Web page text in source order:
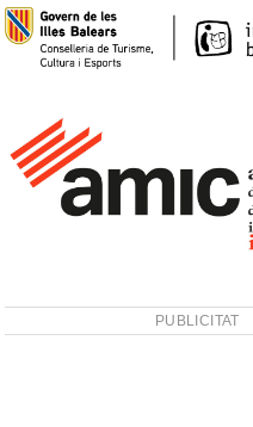
PUBLICITAT